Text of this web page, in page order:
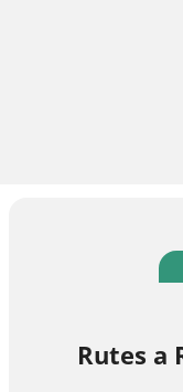
Rutes a